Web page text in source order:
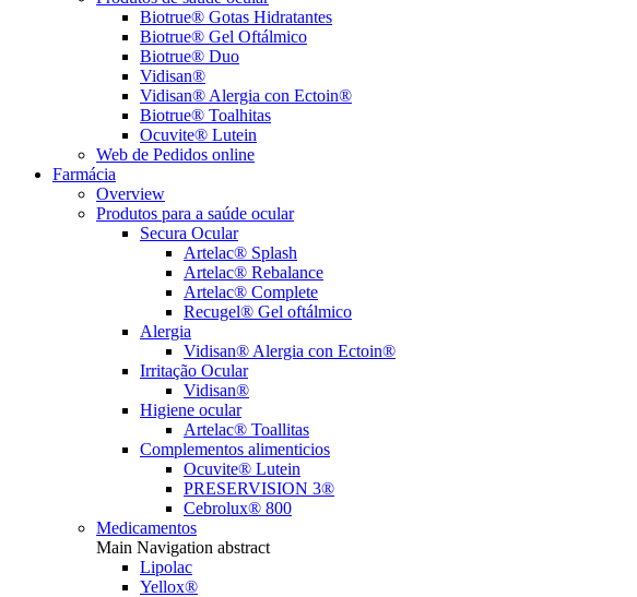
Biotrue® Gotas Hidratantes
Biotrue® Gel Oftálmico
Biotrue® Duo
Vidisan®
Vidisan® Alergia con Ectoin®
Biotrue® Toalhitas
Ocuvite® Lutein
Web de Pedidos online
Farmácia
Overview
Produtos para a saúde ocular
Secura Ocular
Artelac® Splash
Artelac® Rebalance
Artelac® Complete
Recugel® Gel oftálmico
Alergia
Vidisan® Alergia con Ectoin®
Irritação Ocular
Vidisan®
Higiene ocular
Artelac® Toallitas
Complementos alimenticios
Ocuvite® Lutein
PRESERVISION 3®
Cebrolux® 800
Medicamentos
Main Navigation abstract
Lipolac
Yellox®